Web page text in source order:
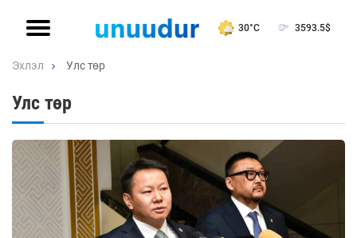
30°C 3593.5$
Эхлэл Улс төр
Улс төр